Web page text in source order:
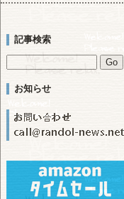
記事検索
お知らせ